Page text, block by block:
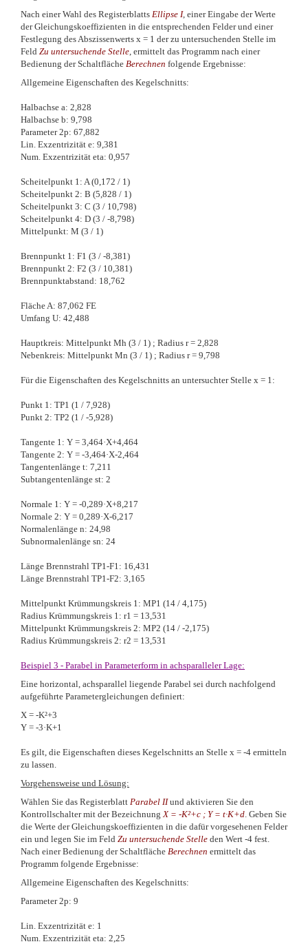
Nach einer Wahl des Registerblatts Ellipse I, einer Eingabe der Werte
der Gleichungskoeffizienten in die entsprechenden Felder und einer
Festlegung des Abszissenwerts x = 1 der zu untersuchenden Stelle im
Feld Zu untersuchende Stelle , ermittelt das Programm nach einer
Bedienung der Schaltfläche Berechnen folgende Ergebnisse:
Allgemeine Eigenschaften des Kegelschnitts:
Halbachse a: 2,828
Halbachse b: 9,798
Parameter 2p: 67,882
Lin. Exzentrizität e: 9,381
Num. Exzentrizität eta: 0,957
Scheitelpunkt 1: A (0,172 / 1)
Scheitelpunkt 2: B (5,828 / 1)
Scheitelpunkt 3: C (3 / 10,798)
Scheitelpunkt 4: D (3 / -8,798)
Mittelpunkt: M (3 / 1)
Brennpunkt 1: F1 (3 / -8,381)
Brennpunkt 2: F2 (3 / 10,381)
Brennpunktabstand: 18,762
Fläche A: 87,062 FE
Umfang U: 42,488
Hauptkreis: Mittelpunkt Mh (3 / 1) ; Radius r = 2,828
Nebenkreis: Mittelpunkt Mn (3 / 1) ; Radius r = 9,798
Für die Eigenschaften des Kegelschnitts an untersuchter Stelle x = 1:
Punkt 1: TP1 (1 / 7,928)
Punkt 2: TP2 (1 / -5,928)
Tangente 1: Y = 3,464·X+4,464
Tangente 2: Y = -3,464·X-2,464
Tangentenlänge t: 7,211
Subtangentenlänge st: 2
Normale 1: Y = -0,289·X+8,217
Normale 2: Y = 0,289·X-6,217
Normalenlänge n: 24,98
Subnormalenlänge sn: 24
Länge Brennstrahl TP1-F1: 16,431
Länge Brennstrahl TP1-F2: 3,165
Mittelpunkt Krümmungskreis 1: MP1 (14 / 4,175)
Radius Krümmungskreis 1: r1 = 13,531
Mittelpunkt Krümmungskreis 2: MP2 (14 / -2,175)
Radius Krümmungskreis 2: r2 = 13,531
Beispiel 3 - Parabel in Parameterform in achsparalleler Lage:
Eine horizontal, achsparallel liegende Parabel sei durch nachfolgend
aufgeführte Parametergleichungen definiert:
X = -K²+3
Y = -3·K+1
Es gilt, die Eigenschaften dieses Kegelschnitts an Stelle x = -4 ermitteln
zu lassen.
Vorgehensweise und Lösung:
Wählen Sie das Registerblatt Parabel IIund aktivieren Sie den
Kontrollschalter mit der Bezeichnung X = -K²+c ; Y = t·K+d . Geben Sie
die Werte der Gleichungskoeffizienten in die dafür vorgesehenen Felder
ein und legen Sie im Feld Zu untersuchende Stelle den Wert -4 fest.
Nach einer Bedienung der Schaltfläche Berechnen ermittelt das
Programm folgende Ergebnisse:
Allgemeine Eigenschaften des Kegelschnitts:
Parameter 2p: 9
Lin. Exzentrizität e: 1
Num. Exzentrizität eta: 2,25